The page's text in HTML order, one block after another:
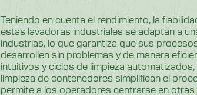
Teniendo en cuenta el rendimiento, la
estas lavadoras industriales se adaptan a
industrias, lo que garantiza que sus
desarrollen sin problemas y de manera
intuitivos y ciclos de limpieza
limpieza de contenedores simplifican el
permite a los operadores centrarse en